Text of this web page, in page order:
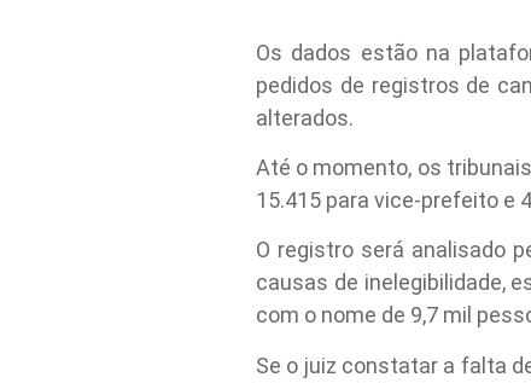
Os dados estão na
pedidos de registros de
alterados.
Até o momento, os
15.415 para vice-prefeito e
O registro será analisado
causas de inelegibilidade,
com o nome de 9,7 mil
Se o juiz constatar a falta